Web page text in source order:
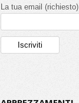
La tua email (richiesto)